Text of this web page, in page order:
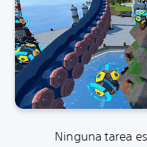
Ninguna tarea